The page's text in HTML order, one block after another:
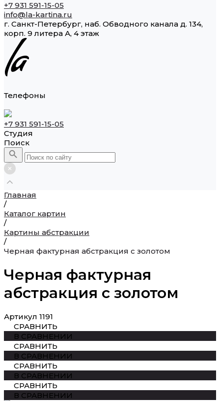
+7 931 591-15-05
info@la-kartina.ru
г. Санкт-Петербург, наб. Обводного канала д. 134,
корп. 9 литера А, 4 этаж
Телефоны
+7 931 591-15-05
Студия
Поиск
Главная
/
Каталог картин
/
Картины абстракции
/
Черная фактурная абстракция с золотом
Черная фактурная
абстракция с золотом
Артикул 1191
СРАВНИТЬ
В СРАВНЕНИИ
СРАВНИТЬ
В СРАВНЕНИИ
СРАВНИТЬ
В СРАВНЕНИИ
СРАВНИТЬ
В СРАВНЕНИИ